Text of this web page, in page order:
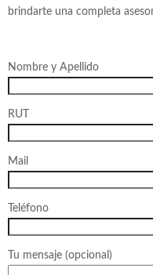
brindarte una completa
Nombre y Apellido
RUT
Mail
Teléfono
Tu mensaje (opcional)